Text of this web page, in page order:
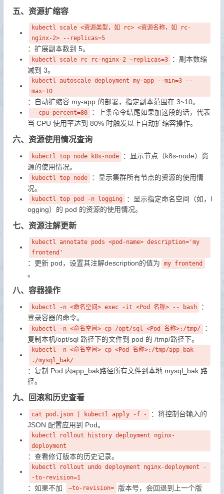
五、资源扩缩容
kubectl scale <资源类型，如 rc> <资源名称，如 rc-
nginx-2> --replicas=5
：扩展副本数到 5。
kubectl scale rc rc-nginx-2 —replicas=3
：副本数缩
减到 3。
kubectl autoscale deployment my-app --min=3 --
max=10
：自动扩缩容 my-app 的部署，指定副本范围在 3~10。
--cpu-percent=80
：上条命令结尾如果加这段的话，代表
当 CPU 使用率达到 80% 时触发以上自动扩缩容操作。
六、资源使用情况查询
kubectl top node k8s-node
：显示节点（k8s-node）资
源的使用情况。
kubectl top node
：显示集群所有节点的资源的使用情
况。
kubectl top pod -n logging
：显示指定命名空间（如，l
ogging）的 pod 的资源的使用情况。
七、资源注解更新
kubectl annotate pods <pod-name> description='my
frontend'
：更新 pod，设置其注解description的值为 my frontend
。
八、容器操作
kubectl -n <命名空间> exec -it <Pod 名称> -- bash
：
登录容器的命令。
kubectl -n <命名空间> cp /opt/sql <Pod 名称>:/tmp/
：
复制本机/opt/sql 路径下的文件到 pod 的 /tmp/路径下。
kubectl -n <命名空间> cp <Pod 名称>:/tmp/app_bak
./mysql_bak/
：复制 Pod 内app_bak路径所有文件到本地 mysql_bak 路
径。
九、回滚和历史查看
cat pod.json | kubectl apply -f -
：将控制台输入的
JSON 配置应用到 Pod。
kubectl rollout history deployment nginx-
deployment
：查看修订版本的历史记录。
kubectl rollout undo deployment nginx-deployment -
-to-revision=1
：如果不加 –to-revision= 版本号，会回退到上一个版